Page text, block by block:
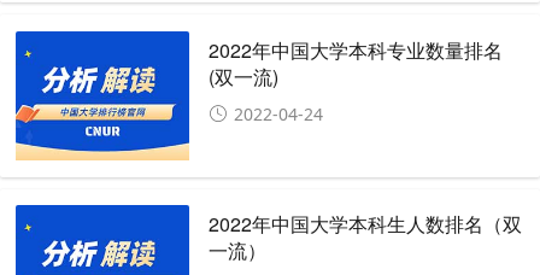
2022年中国大学本科专业数量排名
(双一流)
2022-04-24
2022年中国大学本科生人数排名（双
一流）